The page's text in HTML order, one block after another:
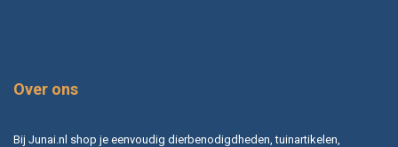
Over ons
Bij Junai.nl shop je eenvoudig dierbenodigdheden, tuinartikelen,